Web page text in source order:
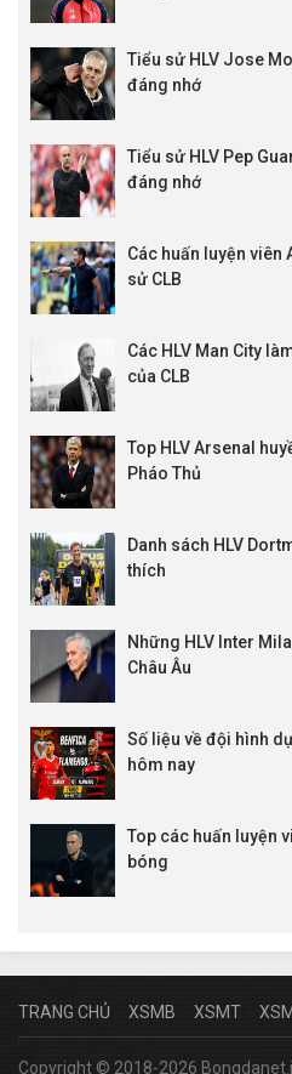
Tiểu sử HLV Jose
đáng nhớ
Tiểu sử HLV Pep
đáng nhớ
Các huấn luyện
sử CLB
Các HLV Man City
của CLB
Top HLV Arsenal
Pháo Thủ
Danh sách HLV
thích
Những HLV Inter
Châu Âu
Số liệu về đội hình
hôm nay
Top các huấn luyện
bóng
TRANG CHỦ XSMB XSMT
Copyright © 2018-2026